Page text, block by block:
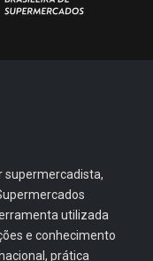
supermercadista,
utilizada
e conhecimento
prática